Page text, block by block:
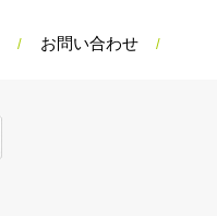
お問い合わせ